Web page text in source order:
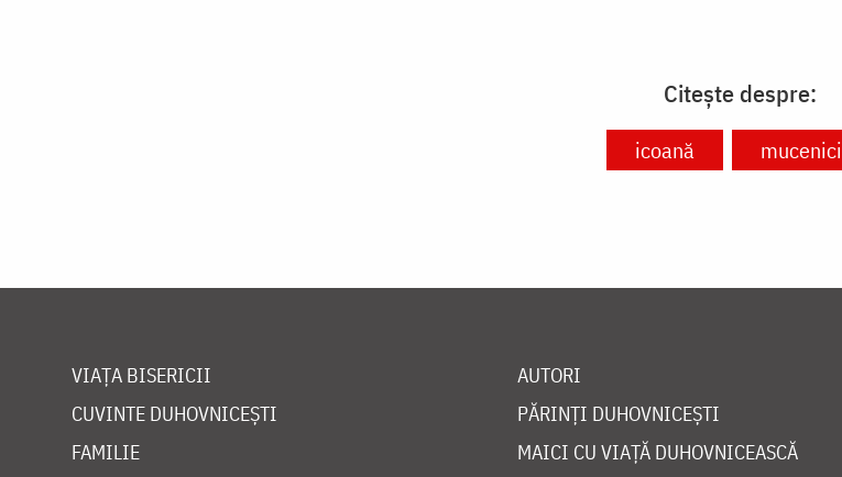
Citește despre:
icoană mucenici
VIAȚA BISERICII
CUVINTE DUHOVNICEȘTI
FAMILIE
AUTORI
PĂRINȚI DUHOVNICEȘTI
MAICI CU VIAȚĂ DUHOVNICEASCĂ